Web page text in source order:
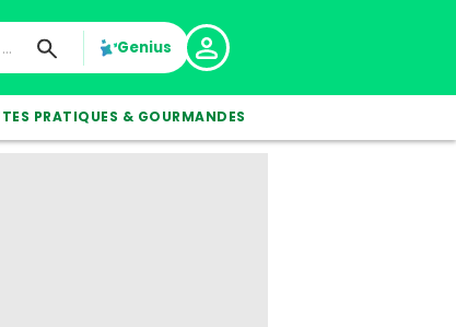
Genius
PRATIQUES & GOURMANDES